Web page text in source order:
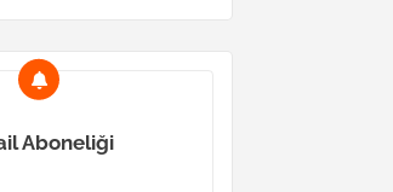
Aboneliği